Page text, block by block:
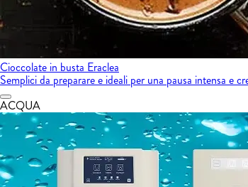
Cioccolate in busta Eraclea
Semplici da preparare e ideali per una pausa intensa e
ACQUA